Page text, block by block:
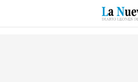
BIERZO SUCESOS CULTURAS